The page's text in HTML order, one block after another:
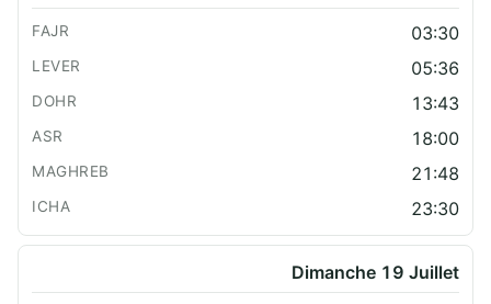
03:30
05:36
13:43
18:00
21:48
23:30
Dimanche 19 Juillet